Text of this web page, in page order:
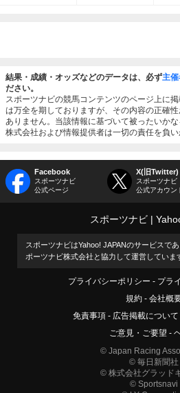
結果・成績・オッズなどのデータは、必ず主
ださい。
スポーツナビの競馬コンテンツのページ上に
は万全を期しておりますが、その内容の正確
ありません。当該情報に基づいて被ったいか
株式会社および情報提供者は一切の責任を負い
Facebook
スポーツナビ
公式ページ
X(旧Twitter)
スポーツナビ
公式アカウン
スポーツナビ
スポーツナビはYahoo! JAPANのサービスで
ポーツナビ株式会社と協力して運営していま
プライバシーポリシー
プラ
規約
会社概
免責事項
広告掲載について
ご意見・ご要望
© Japan Racing
© 毎日新聞社
© 株式会社グラッド
© Sportsnavi